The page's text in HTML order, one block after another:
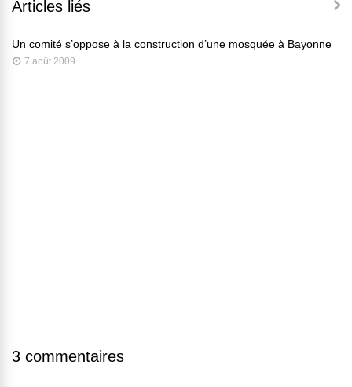
Articles liés
Un comité s’oppose à la construction d’une mosquée à Bayonne
7 août 2009
3 commentaires